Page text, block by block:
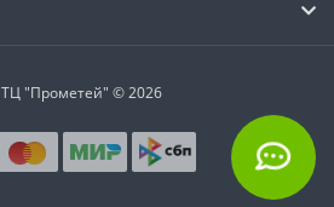
"Прометей" © 2026